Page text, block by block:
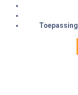
Toepassing